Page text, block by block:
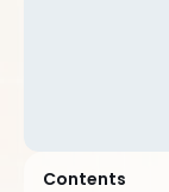
Contents